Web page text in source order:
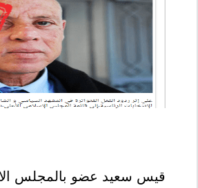
قيس سعيد عضو بالمجلس